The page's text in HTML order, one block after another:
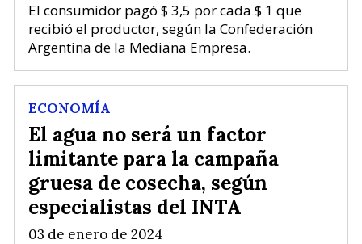
El consumidor pagó $ 3,5 por cada $ 1 que
recibió el productor, según la Confederación
Argentina de la Mediana Empresa.
El agua no será un factor
limitante para la campaña
gruesa de cosecha, según
especialistas del INTA
ECONOMÍA
03 de enero de 2024